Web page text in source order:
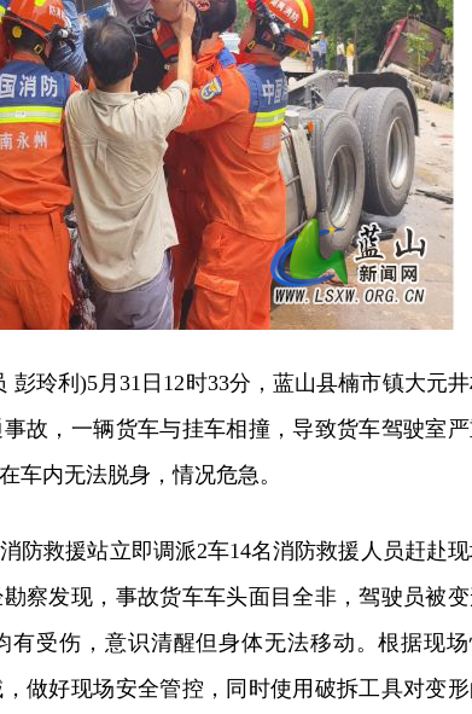
彭玲利)5月31日12时33分，蓝山县楠市镇大元
故，一辆货车与挂车相撞，导致货车驾驶室
车内无法脱身，情况危急。
防救援站立即调派2车14名消防救援人员赶赴
察发现，事故货车车头面目全非，驾驶员被
有受伤，意识清醒但身体无法移动。根据现
做好现场安全管控，同时使用破拆工具对变